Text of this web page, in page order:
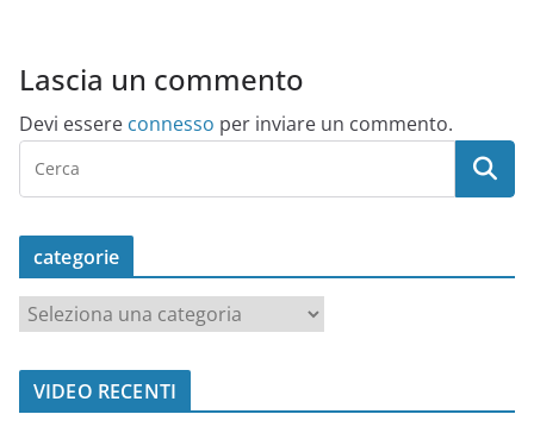
Lascia un commento
Devi essere connesso per inviare un commento.
categorie
a
t
VIDEO RECENTI